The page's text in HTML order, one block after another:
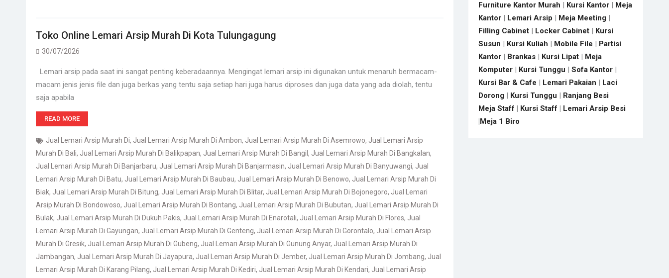
Toko Online Lemari Arsip Murah Di Kota Tulungagung
30/07/2026
Lemari arsip pada saat ini sangat penting keberadaannya. Mengingat lemari arsip ini digunakan untuk menaruh bermacam-
macam jenis jenis file dan juga berkas yang tentu saja setiap hari juga harus diproses dan juga data yang ada diolah, tentu
saja apabila
READ MORE
Jual Lemari Arsip Murah Di, Jual Lemari Arsip Murah Di Ambon, Jual Lemari Arsip Murah Di Asemrowo, Jual Lemari Arsip
Murah Di Bali, Jual Lemari Arsip Murah Di Balikpapan, Jual Lemari Arsip Murah Di Bangil , Jual Lemari Arsip Murah Di Bangkalan,
Jual Lemari Arsip Murah Di Banjarbaru, Jual Lemari Arsip Murah Di Banjarmasin, Jual Lemari Arsip Murah Di Banyuwangi, Jual
Lemari Arsip Murah Di Batu, Jual Lemari Arsip Murah Di Baubau, Jual Lemari Arsip Murah Di Benowo, Jual Lemari Arsip Murah Di
Biak, Jual Lemari Arsip Murah Di Bitung, Jual Lemari Arsip Murah Di Blitar, Jual Lemari Arsip Murah Di Bojonegoro, Jual Lemari
Arsip Murah Di Bondowoso, Jual Lemari Arsip Murah Di Bontang, Jual Lemari Arsip Murah Di Bubutan, Jual Lemari Arsip Murah Di
Bulak, Jual Lemari Arsip Murah Di Dukuh Pakis, Jual Lemari Arsip Murah Di Enarotali, Jual Lemari Arsip Murah Di Flores, Jual
Lemari Arsip Murah Di Gayungan, Jual Lemari Arsip Murah Di Genteng, Jual Lemari Arsip Murah Di Gorontalo, Jual Lemari Arsip
Murah Di Gresik, Jual Lemari Arsip Murah Di Gubeng, Jual Lemari Arsip Murah Di Gunung Anyar, Jual Lemari Arsip Murah Di
Jambangan, Jual Lemari Arsip Murah Di Jayapura, Jual Lemari Arsip Murah Di Jember, Jual Lemari Arsip Murah Di Jombang, Jual
Lemari Arsip Murah Di Karang Pilang, Jual Lemari Arsip Murah Di Kediri, Jual Lemari Arsip Murah Di Kendari, Jual Lemari Arsip
Furniture Kantor Murah | Kursi Kantor | Meja
Kantor | Lemari Arsip | Meja Meeting |
Filling Cabinet | Locker Cabinet | Kursi
Susun | Kursi Kuliah | Mobile File | Partisi
Kantor | Brankas | Kursi Lipat | Meja
Komputer | Kursi Tunggu | Sofa Kantor |
Kursi Bar & Cafe | Lemari Pakaian | Laci
Dorong | Kursi Tunggu | Ranjang Besi
Meja Staff | Kursi Staff | Lemari Arsip Besi
|Meja 1 Biro